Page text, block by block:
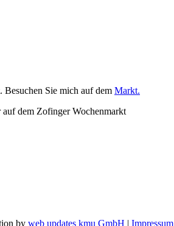
Sie mich auf dem Markt.
dem Zofinger Wochenmarkt
by web updates kmu GmbH | Impressum